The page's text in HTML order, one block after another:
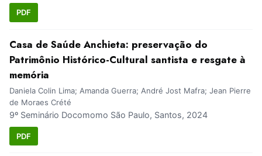
PDF
Casa de Saúde Anchieta: preservação do
Patrimônio Histórico-Cultural santista e resgate à
memória
Daniela Colin Lima; Amanda Guerra; André Jost Mafra; Jean Pierre
de Moraes Crété
9º Seminário Docomomo São Paulo, Santos, 2024
PDF